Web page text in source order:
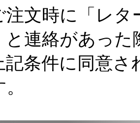
注文時に「レ
と連絡があった
条件に同意さ